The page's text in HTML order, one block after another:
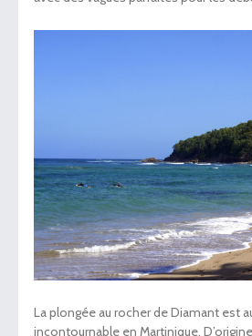
La plongée au rocher de Diamant est
incontournable en Martinique.